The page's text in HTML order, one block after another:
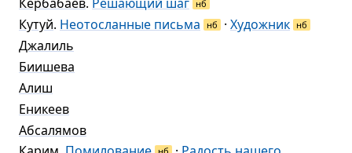
нб
Кутуй. Неотосланные письма нб · Художник нб
Джалиль
Биишева
Алиш
Еникеев
Абсалямов